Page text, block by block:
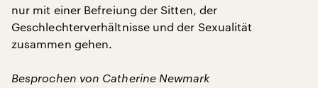
nur mit einer Befreiung der Sitten, der
Geschlechterverhältnisse und der Sexualität
zusammen gehen.
Besprochen von Catherine Newmark